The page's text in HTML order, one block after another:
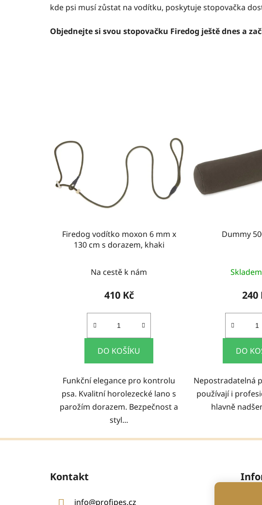
kde psi musí zůstat na vodítku, poskytuje stopovačka
Objednejte si svou stopovačku Firedog ještě dnes a
Firedog vodítko moxon 6 mm x
130 cm s dorazem, khaki
Na cestě k nám
410 Kč
DO KOŠÍKU
Funkční elegance pro kontrolu
psa. Kvalitní horolezecké lano s
parožím dorazem. Bezpečnost a
styl...
Dummy
240
DO
Nepostradatelná
používají i
hlavně
Kontakt
info@profipes.cz